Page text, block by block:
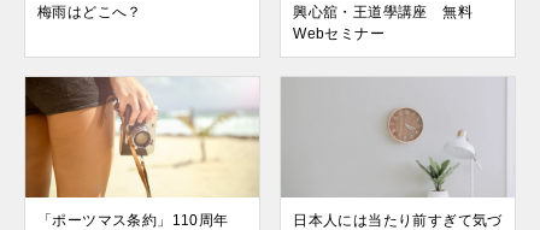
梅雨はどこへ？
興心舘・王道學講座 無料
Webセミナー
「ポーツマス条約」110周年
日本人には当たり前すぎて気づ